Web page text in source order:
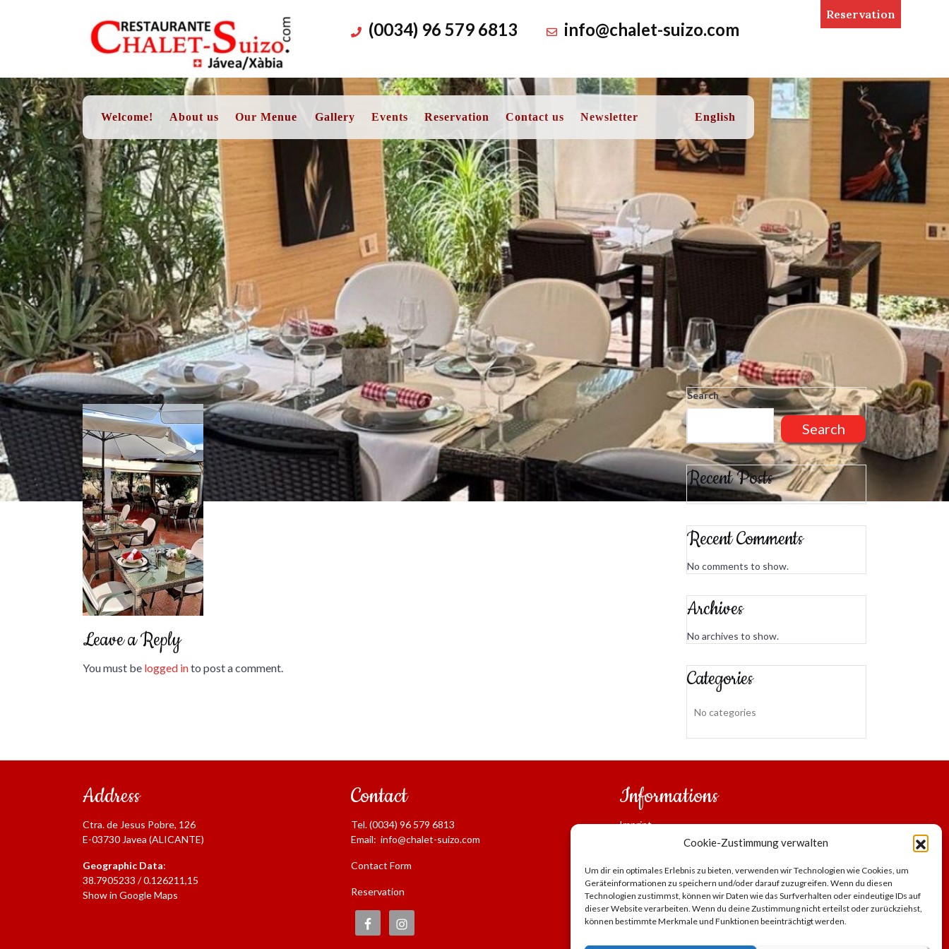
Cookie-Zustimmung verwalten
Um dir ein optimales Erlebnis zu bieten, verwenden wir Technologien wie Cookies, um
Geräteinformationen zu speichern und/oder darauf zuzugreifen. Wenn du diesen
Technologien zustimmst, können wir Daten wie das Surfverhalten oder eindeutige IDs auf
dieser Website verarbeiten. Wenn du deine Zustimmung nicht erteilst oder zurückziehst,
können bestimmte Merkmale und Funktionen beeinträchtigt werden.
(0034) 96 579 6813 info@chalet-suizo.com
Reservation
Welcome! About us Our Menue Gallery Events Reservation Contact us Newsletter English
Leave a Reply
You must be logged into post a comment.
Search
Search
Recent Posts
Recent Comments
No comments to show.
Archives
No archives to show.
Categories
No categories
Address
Ctra. de Jesus Pobre, 126
E-03730 Javea (ALICANTE)
Geographic Data:
38.7905233 / 0.126211,15
Show in Google Maps
Contact
Tel. (0034) 96 579 6813
Email: info@chalet-suizo.com
Contact Form
Reservation
Informations
Imprint
Recommended Links
Subscribe to our newsletter
Give away vouchers